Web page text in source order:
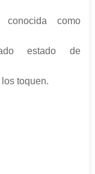
como
estado de
toquen.